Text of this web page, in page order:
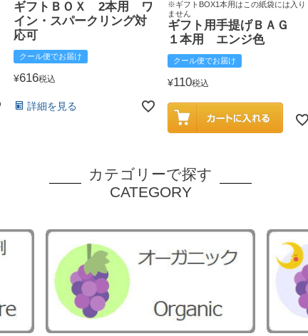
ギフトＢＯＸ 2本用 ワ
イン・スパークリング対
応可
クール便でお届け
¥616税込
詳細を見る
※ギフトBOX1本用はこの紙袋には入り
ません
ギフト用手提げＢＡＧ
１本用 エンジ色
クール便でお届け
¥110税込
カテゴリーで探す
CATEGORY